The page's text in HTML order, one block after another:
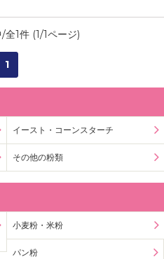
/全1件 (1/1ページ)
1
イースト・コーンスターチ
その他の粉類
小麦粉・米粉
パン粉